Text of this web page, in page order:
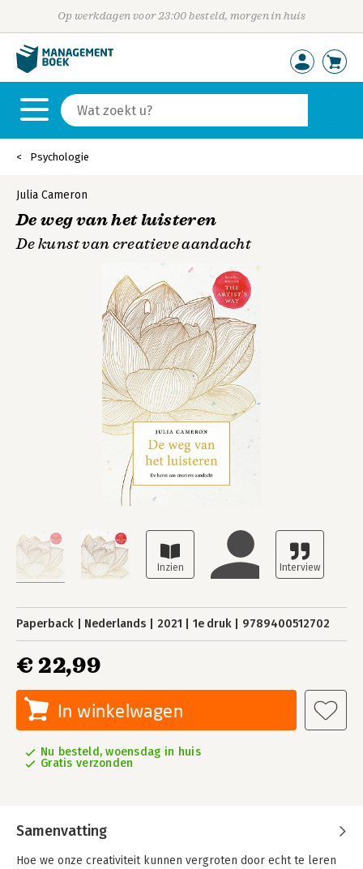
Op werkdagen voor 23:00 besteld, morgen in huis
Psychologie
Julia Cameron
De weg van het luisteren
De kunst van creatieve aandacht
Paperback Nederlands 2021 1e druk 9789400512702
€ 22,99
In winkelwagen
Nu besteld, woensdag in huis
Gratis verzonden
Samenvatting
Hoe we onze creativiteit kunnen vergroten door echt te leren